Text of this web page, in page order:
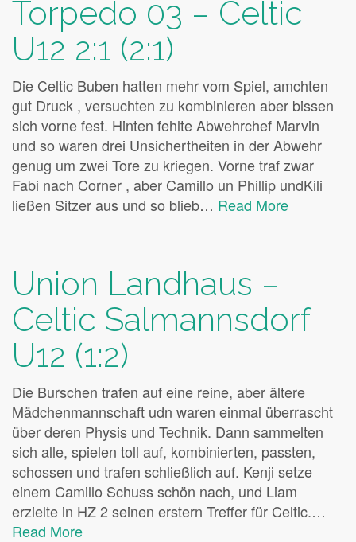
Torpedo 03 – Celtic
U12 2:1 (2:1)
Die Celtic Buben hatten mehr vom Spiel, amchten
gut Druck , versuchten zu kombinieren aber bissen
sich vorne fest. Hinten fehlte Abwehrchef Marvin
und so waren drei Unsichertheiten in der Abwehr
genug um zwei Tore zu kriegen. Vorne traf zwar
Fabi nach Corner , aber Camillo un Phillip undKili
ließen Sitzer aus und so blieb… Read More
Union Landhaus –
Celtic Salmannsdorf
U12 (1:2)
Die Burschen trafen auf eine reine, aber ältere
Mädchenmannschaft udn waren einmal überrascht
über deren Physis und Technik. Dann sammelten
sich alle, spielen toll auf, kombinierten, passten,
schossen und trafen schließlich auf. Kenji setze
einem Camillo Schuss schön nach, und Liam
erzielte in HZ 2 seinen erstern Treffer für Celtic.…
Read More